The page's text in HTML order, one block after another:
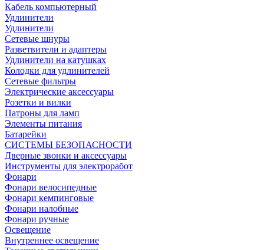
Кабель компьютерный
Удлинители
Удлинители
Сетевые шнуры
Разветвители и адаптеры
Удлинители на катушках
Колодки для удлинителей
Сетевые фильтры
Электрические аксессуары
Розетки и вилки
Патроны для ламп
Элементы питания
Батарейки
СИСТЕМЫ БЕЗОПАСНОСТИ
Дверные звонки и аксессуары
Инструменты для электроработ
Фонари
Фонари велосипедные
Фонари кемпинговые
Фонари налобные
Фонари ручные
Освещение
Внутреннее освещение